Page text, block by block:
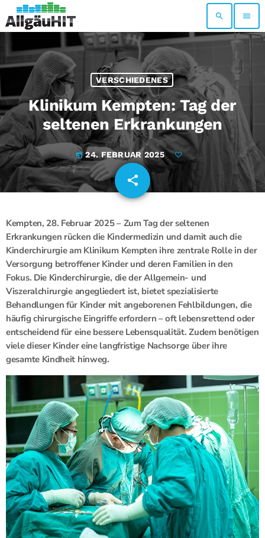
search menu
VERSCHIEDENES
Klinikum Kempten: Tag der
seltenen Erkrankungen
today 24. FEBRUAR 2025
share
email
Kempten, 28. Februar 2025 – Zum Tag der seltenen
Erkrankungen rücken die Kindermedizin und damit auch die
Kinderchirurgie am Klinikum Kempten ihre zentrale Rolle in der
Versorgung betroffener Kinder und deren Familien in den
Fokus. Die Kinderchirurgie, die der Allgemein- und
Viszeralchirurgie angegliedert ist, bietet spezialisierte
Behandlungen für Kinder mit angeborenen Fehlbildungen, die
häufig chirurgische Eingriffe erfordern – oft lebensrettend oder
entscheidend für eine bessere Lebensqualität. Zudem benötigen
viele dieser Kinder eine langfristige Nachsorge über ihre
gesamte Kindheit hinweg.